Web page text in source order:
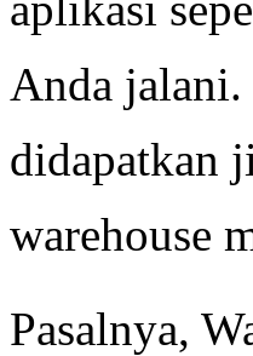
Anda
didapatkan
warehouse
Pasalnya,